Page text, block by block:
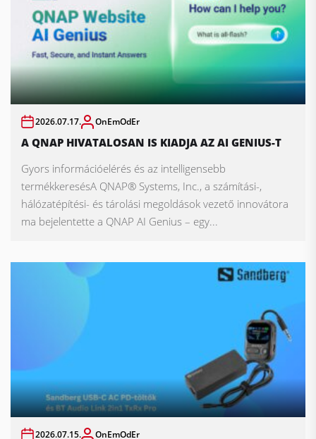
2026.07.17. OnEmOdEr
A QNAP HIVATALOSAN IS KIADJA AZ AI GENIUS-T
Gyors információelérés és az intelligensebb
termékkeresésA QNAP® Systems, Inc., a számítási-,
hálózatépítési- és tárolási megoldások vezető innovátora
ma bejelentette a QNAP AI Genius – egy...
2026.07.15. OnEmOdEr